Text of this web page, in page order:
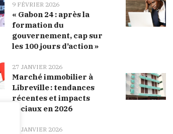
9 FÉVRIER 2026
« Gabon 24 : après la
formation du
gouvernement, cap sur
les 100 jours d’action »
27 JANVIER 2026
Marché immobilier à
Libreville : tendances
récentes et impacts
sociaux en 2026
27 JANVIER 2026